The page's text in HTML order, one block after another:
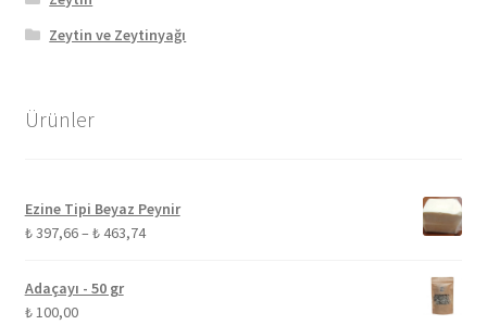
Zeytin ve Zeytinyağı
Ürünler
Ezine Tipi Beyaz Peynir
₺397,66– ₺463,74Fiyat
Adaçayı - 50 gr
₺100,00